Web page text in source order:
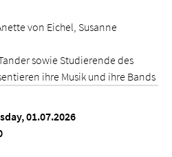
von Eichel, Susanne
sowie Studierende des
ihre Musik und ihre Bands
01.07.2026